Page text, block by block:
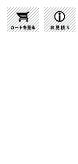
・インテリア照明の通信販